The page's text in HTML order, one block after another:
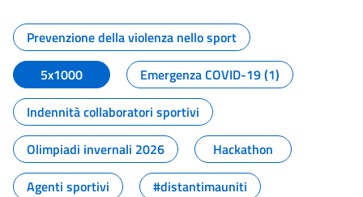
Tutti i contenuti della pagina
Prevenzione della violenza nello sport
5x1000
Emergenza COVID-19 (1)
Indennità collaboratori sportivi
Olimpiadi invernali 2026
Hackathon
Agenti sportivi
#distantimauniti